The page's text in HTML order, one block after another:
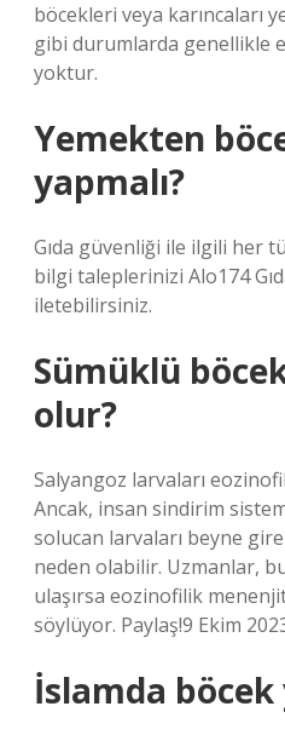
böcekleri veya karıncaları
gibi durumlarda genellikle
yoktur.
Yemekten
yapmalı?
Gıda güvenliği ile ilgili her
bilgi taleplerinizi Alo174
iletebilirsiniz.
Sümüklü
olur?
Salyangoz larvaları
Ancak, insan sindirim
solucan larvaları beyne
neden olabilir. Uzmanlar,
ulaşırsa eozinofilik
söylüyor. Paylaş!9 Ekim
İslamda